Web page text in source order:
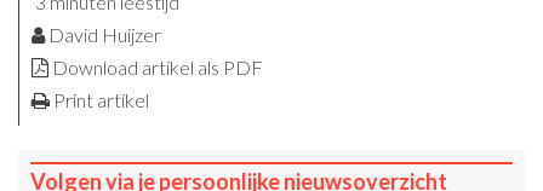
David Huijzer
Download artikel als PDF
Print artikel
Volgen via je persoonlijke nieuwsoverzicht